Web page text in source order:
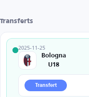
Transferts
2025-11-25
Bologna
U18
Transfert